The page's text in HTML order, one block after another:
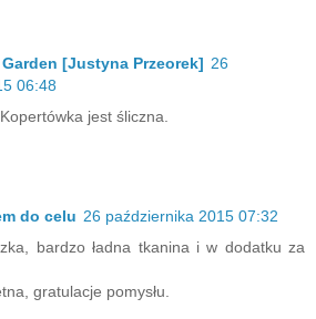
[Justyna Przeorek] 26
06:48
jest śliczna.
do celu 26 października 2015 07:32
bardzo ładna tkanina i w dodatku za
gratulacje pomysłu.